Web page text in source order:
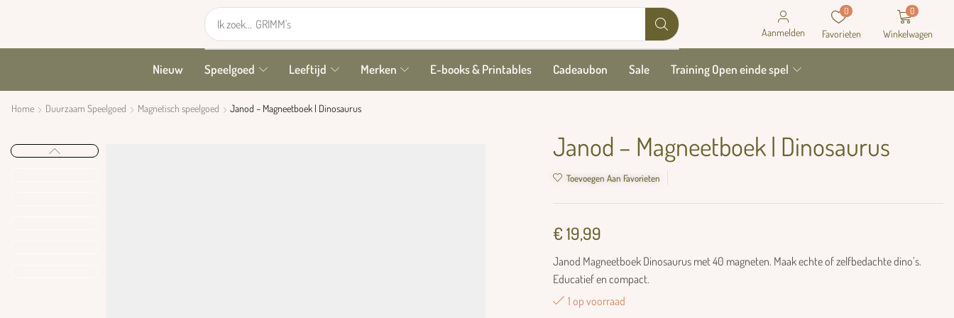
Ik zoek... GRIMM's
Aanmelden
0
Favorieten
0
Winkelwagen
Nieuw Speelgoed Leeftijd Merken E-books & Printables Cadeaubon Sale Training Open einde spel
Home Duurzaam Speelgoed Magnetisch speelgoed Janod – Magneetboek | Dinosaurus
Janod – Magneetboek | Dinosaurus
Toevoegen Aan Favorieten
€ 19,99
Janod Magneetboek Dinosaurus met 40 magneten. Maak echte of zelfbedachte dino’s.
Educatief en compact.
1 op voorraad